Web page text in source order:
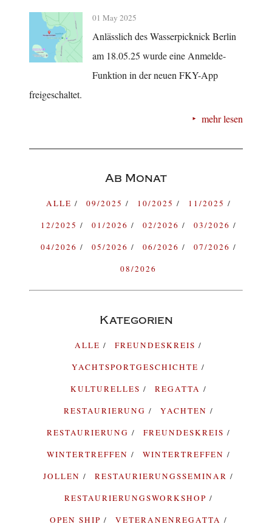
01 May 2025
Anlässlich des Wasserpicknick Berlin
am 18.05.25 wurde eine Anmelde-
Funktion in der neuen FKY-App
freigeschaltet.
mehr lesen
Ab Monat
ALLE 09/2025 10/2025
11/2025
12/2025
01/2026 02/2026
03/2026
04/2026
05/2026 06/2026
07/2026
08/2026
Kategorien
ALLE
FREUNDESKREIS
YACHTSPORTGESCHICHTE
KULTURELLES
REGATTA
RESTAURIERUNG
YACHTEN
RESTAURIERUNG
FREUNDESKREIS
WINTERTREFFEN
WINTERTREFFEN
JOLLEN
RESTAURIERUNGSSEMINAR
RESTAURIERUNGSWORKSHOP
OPEN SHIP
VETERANENREGATTA